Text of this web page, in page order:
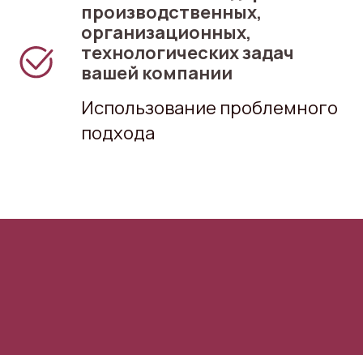
производственных,
организационных,
технологических задач
вашей компании
Использование проблемного
подхода